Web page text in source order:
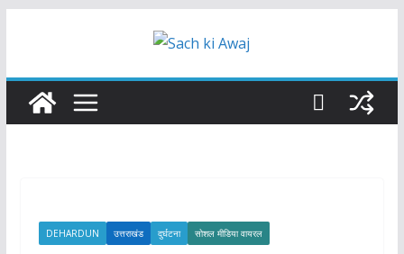
DEHARDUN उत्तराखंड दुर्घटना सोशल मीडिया वायरल